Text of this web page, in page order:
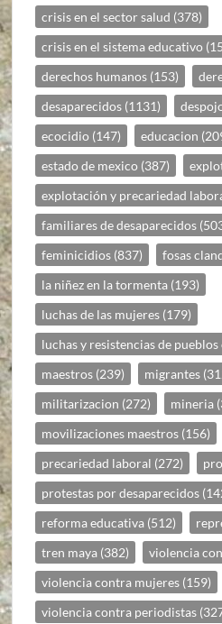
crisis en el sector salud (378)
crisis en el sistema educativo
derechos humanos (153)
desaparecidos (1131)
ecocidio (147) educacion
estado de mexico (387)
explotación y precariedad
familiares de desaparecidos
feminicidios (837) fosas
la niñez en la tormenta (193)
luchas de las mujeres (179)
luchas y resistencias de
maestros (239) migrantes
militarizacion (272) mineria
movilizaciones maestros (156)
precariedad laboral (272)
protestas por desaparecidos
reforma educativa (512)
tren maya (382) violencia
violencia contra mujeres (159)
violencia contra periodistas